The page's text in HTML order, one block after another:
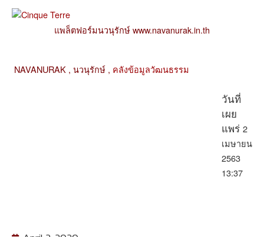
แพล็ตฟอร์มนวนุรักษ์ www.navanurak.in.th
NAVANURAK , นวนุรักษ์ , คลังข้อมูลวัฒนธรรม
วันที่
เผย
แพร่ 2
เมษายน
2563
13:37